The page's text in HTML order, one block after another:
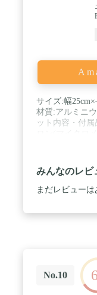
サイズ:幅
材質:アルミニ
ット内容・付
みんなのレビ
まだレビュー
No.10